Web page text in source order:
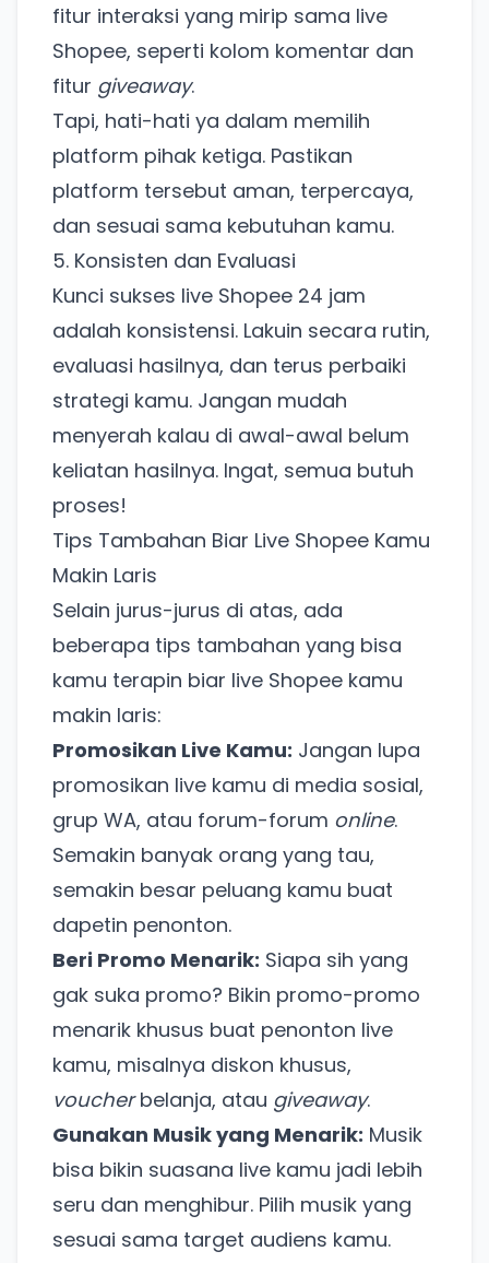
fitur interaksi yang mirip sama live
Shopee, seperti kolom komentar dan
fitur giveaway.
Tapi, hati-hati ya dalam memilih
platform pihak ketiga. Pastikan
platform tersebut aman, terpercaya,
dan sesuai sama kebutuhan kamu.
5. Konsisten dan Evaluasi
Kunci sukses live Shopee 24 jam
adalah konsistensi. Lakuin secara rutin,
evaluasi hasilnya, dan terus perbaiki
strategi kamu. Jangan mudah
menyerah kalau di awal-awal belum
keliatan hasilnya. Ingat, semua butuh
proses!
Tips Tambahan Biar Live Shopee Kamu
Makin Laris
Selain jurus-jurus di atas, ada
beberapa tips tambahan yang bisa
kamu terapin biar live Shopee kamu
makin laris:
Promosikan Live Kamu: Jangan lupa
promosikan live kamu di media sosial,
grup WA, atau forum-forum online.
Semakin banyak orang yang tau,
semakin besar peluang kamu buat
dapetin penonton.
Beri Promo Menarik: Siapa sih yang
gak suka promo? Bikin promo-promo
menarik khusus buat penonton live
kamu, misalnya diskon khusus,
voucherbelanja, atau giveaway.
Gunakan Musik yang Menarik: Musik
bisa bikin suasana live kamu jadi lebih
seru dan menghibur. Pilih musik yang
sesuai sama target audiens kamu.
Coba BulkFame